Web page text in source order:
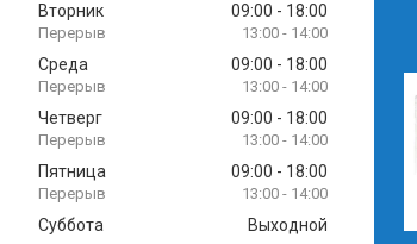
Вторник 09:00 18:00
13:00 14:00
Среда 09:00 18:00
13:00 14:00
Четверг 09:00 18:00
13:00 14:00
Пятница 09:00 18:00
13:00 14:00
Суббота
Выходной